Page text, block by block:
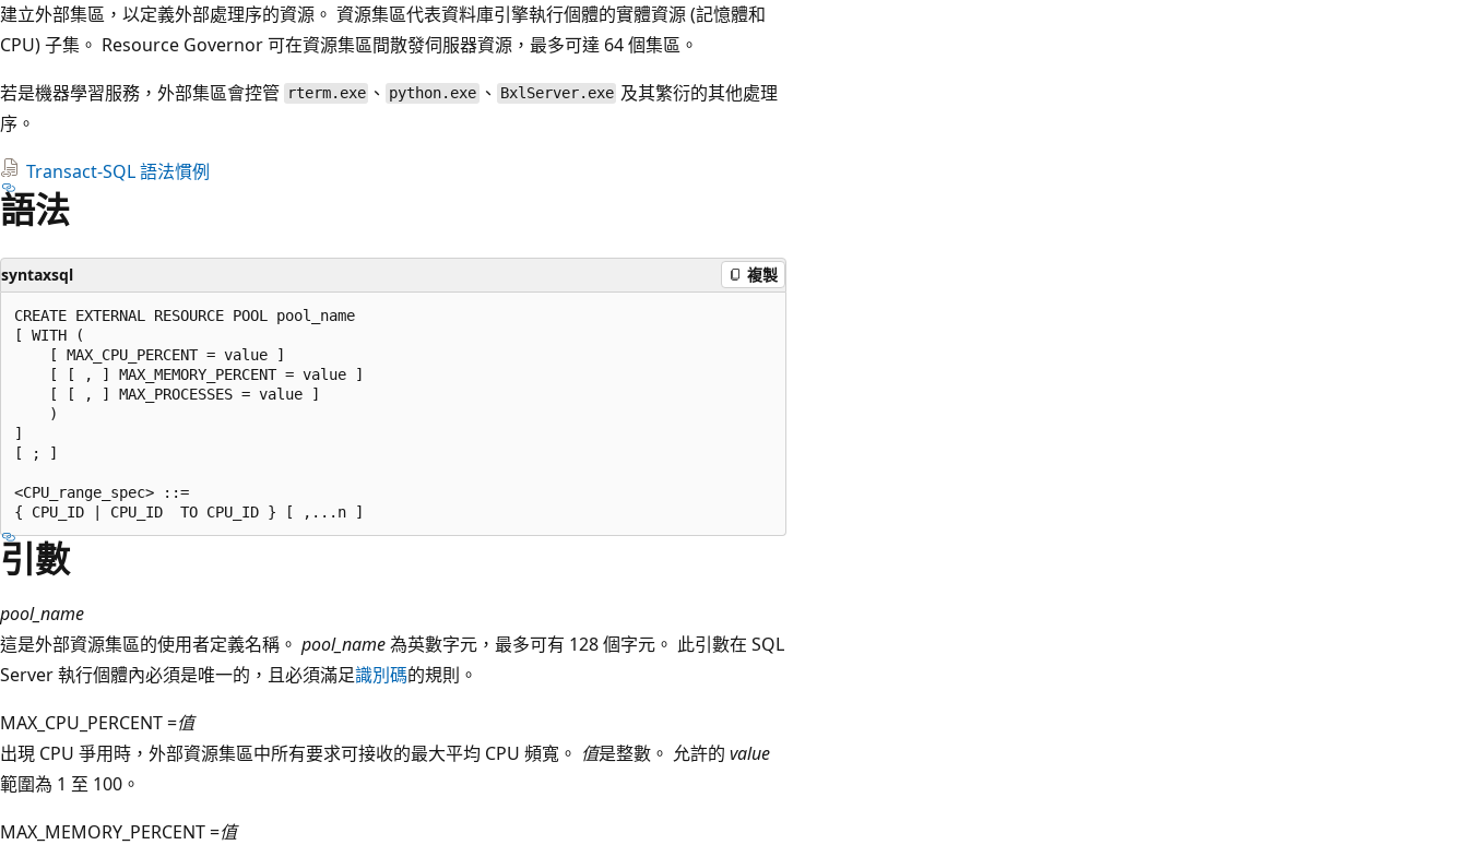
建立外部集區，以定義外部處理序的資源。 資源集區代表資料庫引擎執行個體的實體資源 (記憶體和
CPU) 子集。 Resource Governor 可在資源集區間散發伺服器資源，最多可達 64 個集區。
若是機器學習服務，外部集區會控管 rterm.exe 、 python.exe 、 BxlServer.exe 及其繁衍的其他處理
序。
Transact-SQL 語法慣例
語法
syntaxsql 複製
CREATE EXTERNAL RESOURCE POOL pool_name
[ WITH (
    [ MAX_CPU_PERCENT = value ]
    [ [ , ] MAX_MEMORY_PERCENT = value ]
    [ [ , ] MAX_PROCESSES = value ]
    )
]
[ ; ]
<CPU_range_spec> ::=
引數
pool_name
這是外部資源集區的使用者定義名稱。 pool_name為英數字元，最多可有 128 個字元。 此引數在 SQL
Server 執行個體內必須是唯一的，且必須滿足識別碼的規則。
MAX_CPU_PERCENT =值
出現 CPU 爭用時，外部資源集區中所有要求可接收的最大平均 CPU 頻寬。 值是整數。 允許的 value
範圍為 1 至 100。
MAX_MEMORY_PERCENT =值